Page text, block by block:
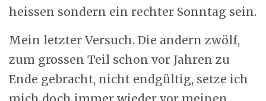
heissen sondern ein rechter Sonntag sein.
Mein letzter Versuch. Die andern zwölf,
zum grossen Teil schon vor Jahren zu
Ende gebracht, nicht endgültig, setze ich